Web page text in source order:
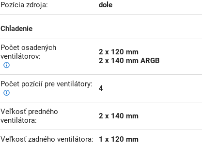
Pozícia zdroja dole
Chladenie
Počet osadených
ventilátorov
2 x 120 mm
2 x 140 mm ARGB
Počet pozícií pre ventilátory 4
Veľkosť predného
ventilátora
2 x 140 mm
Veľkosť zadného ventilátora 1 x 120 mm